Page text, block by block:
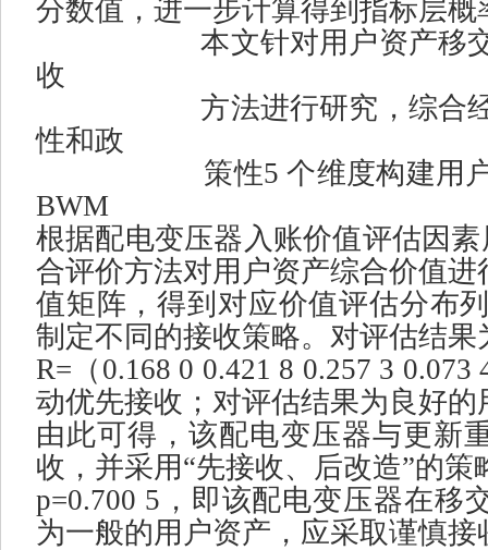
分数值，进一步计算得到指标层概
本文针对用户资产移
收
方法进行研究，综合
性和政
策性5个维度构建用
BWM
根据配电变压器入账价值评估因
合评价方法对用户资产综合价值进
值矩阵，得到对应价值评估分布
制定不同的接收策略。对评估结果
R= （ 0.168 0 0.421 8 0.257 3 0.073
动优先接收；对评估结果为良好的
由此可得，该配电变压器与更新
收，并采用 “先接收、后改造”的策
p=0.700 5 ，即该配电变压器在移
为一般的用户资产，应采取谨慎接